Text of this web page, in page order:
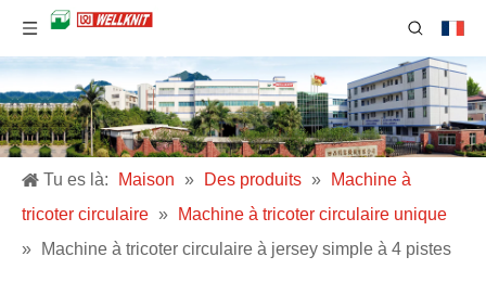
Tu es là: Maison » Des produits »
Machine à
tricoter circulaire »
Machine à tricoter circulaire unique
»
Machine à tricoter circulaire à jersey simple à 4 pistes